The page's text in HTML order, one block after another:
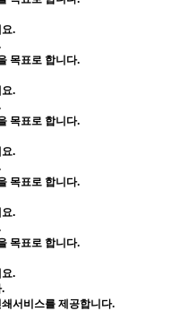
.
목표로 합니다.
.
목표로 합니다.
.
목표로 합니다.
.
목표로 합니다.
.
서비스를 제공합니다.